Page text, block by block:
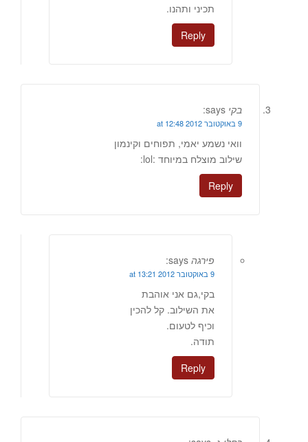
תכיני ותהנו.
Reply
בקי says:
9 באוקטובר 2012 at 12:48
וואי נשמע יאמי, תפוחים וקינמון
שילוב מוצלח במיוחד :lol:
Reply
פירגה says:
9 באוקטובר 2012 at 13:21
בקי,גם אני אוהבת
את השילוב. קל להכין
וכיף לטעום.
תודה.
Reply